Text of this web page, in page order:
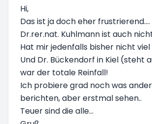
Hi,
Das ist ja doch eher frustrierend....
Dr.rer.nat. Kuhlmann ist auch
Hat mir jedenfalls bisher nicht
Und Dr. Bückendorf in Kiel (steht
war der totale Reinfall!
Ich probiere grad noch was
berichten, aber erstmal sehen..
Teuer sind die alle...